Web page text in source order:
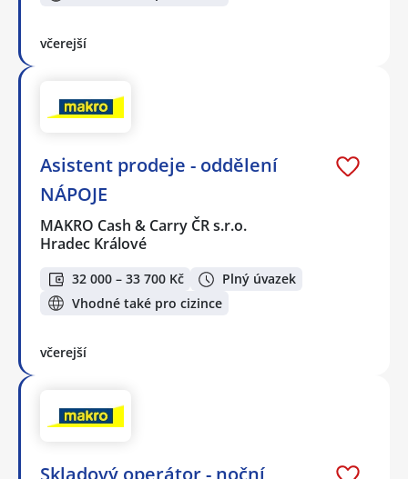
včerejší
Asistent prodeje - oddělení
NÁPOJE
MAKRO Cash & Carry ČR s.r.o.
Hradec Králové
32 000 – 33 700 Kč
Plný úvazek
Vhodné také pro cizince
včerejší